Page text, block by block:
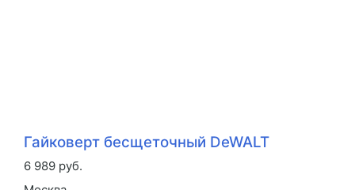
Гайковерт бесщеточный DeWALT
6 989 руб.